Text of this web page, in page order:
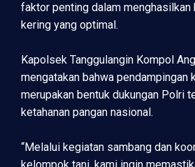
faktor penting dalam menghasilkan
kering yang optimal.
Kapolsek Tanggulangin Kompol
mengatakan bahwa pendampingan
merupakan bentuk dukungan Polri
ketahanan pangan nasional.
“Melalui kegiatan sambang dan